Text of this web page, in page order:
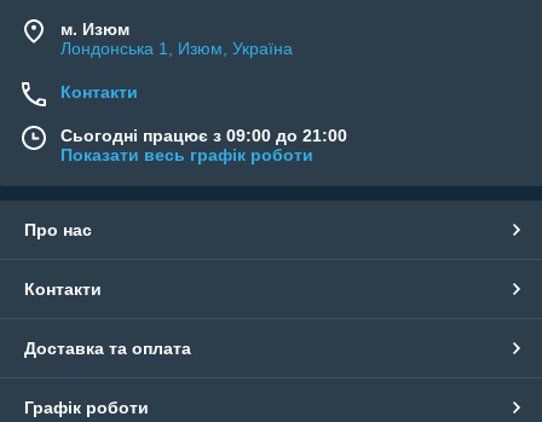
м. Изюм
Лондонська 1, Изюм, Україна
Контакти
Сьогодні працює з 09:00 до 21:00
Показати весь графік роботи
Про нас
Контакти
Доставка та оплата
Графік роботи